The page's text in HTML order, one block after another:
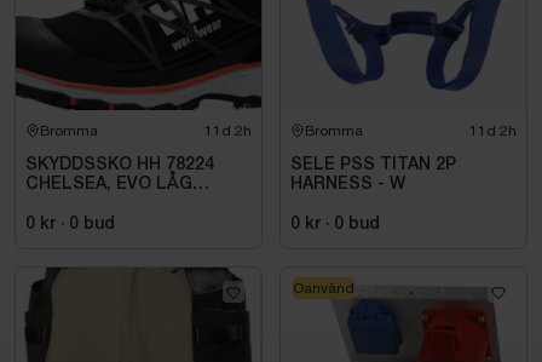
Bromma 11d 2h
SKYDDSSKO HH 78224
CHELSEA, EVO LÅG
40
0 kr · 0 bud
Bromma 11d 2h
SELE PSS TITAN 2P
HARNESS - W
0 kr · 0 bud
Oanvänd